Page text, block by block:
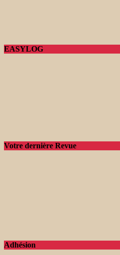
EASYLOG
Votre dernière Revue
Adhésion